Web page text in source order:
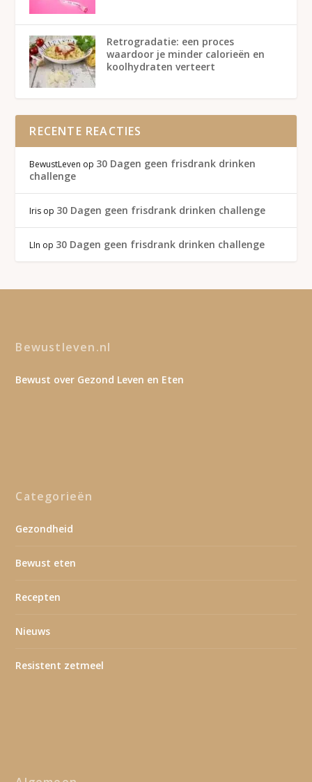
Retrogradatie: een proces
waardoor je minder calorieën en
koolhydraten verteert
RECENTE REACTIES
BewustLeven op 30 Dagen geen frisdrank drinken
challenge
Iris op 30 Dagen geen frisdrank drinken challenge
LIn op 30 Dagen geen frisdrank drinken challenge
Bewustleven.nl
Bewust over Gezond Leven en Eten
Categorieën
Gezondheid
Bewust eten
Recepten
Nieuws
Resistent zetmeel